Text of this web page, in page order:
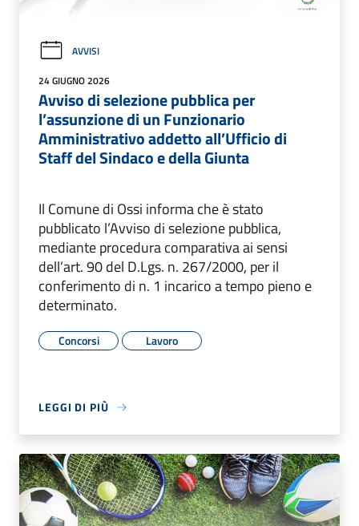
AVVISI
24 GIUGNO 2026
Avviso di selezione pubblica per
l’assunzione di un Funzionario
Amministrativo addetto all’Ufficio di
Staff del Sindaco e della Giunta
Il Comune di Ossi informa che è stato
pubblicato l’Avviso di selezione pubblica,
mediante procedura comparativa ai sensi
dell’art. 90 del D.Lgs. n. 267/2000, per il
conferimento di n. 1 incarico a tempo pieno e
determinato.
Concorsi Lavoro
LEGGI DI PIÙ